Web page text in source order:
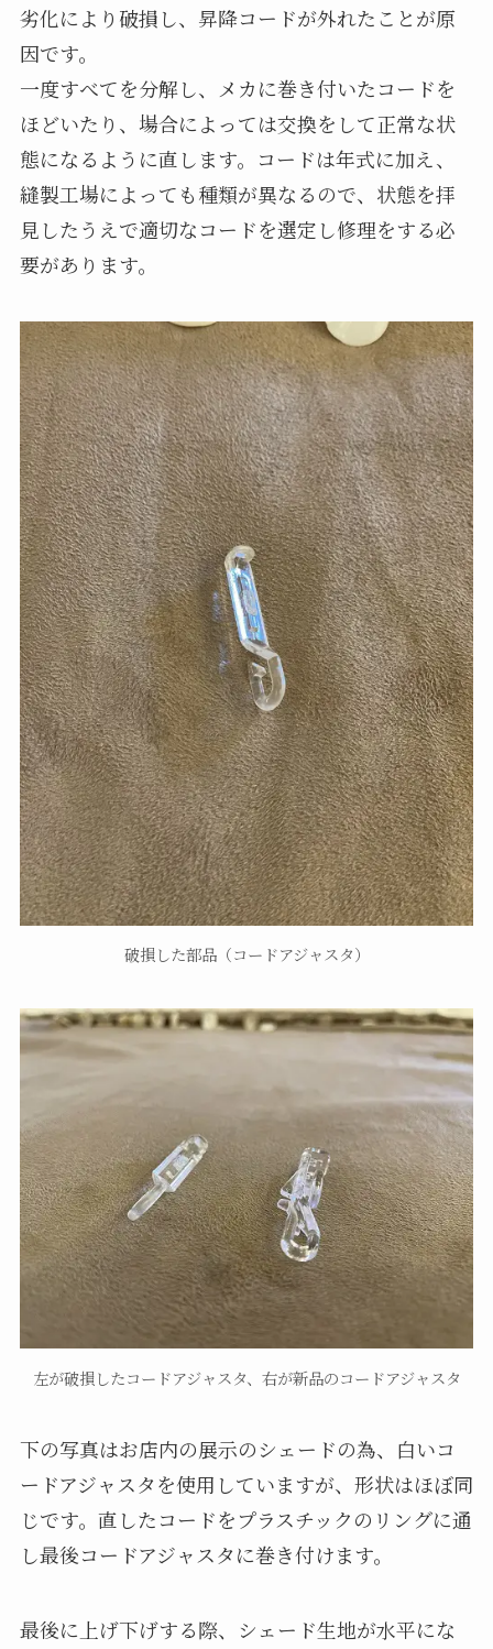
劣化により破損し、昇降コードが外れたことが原
因です。
一度すべてを分解し、メカに巻き付いたコードを
ほどいたり、場合によっては交換をして正常な状
態になるように直します。コードは年式に加え、
縫製工場によっても種類が異なるので、状態を拝
見したうえで適切なコードを選定し修理をする必
要があります。
破損した部品（コードアジャスタ）
左が破損したコードアジャスタ、右が新品のコードアジャスタ
下の写真はお店内の展示のシェードの為、白いコ
ードアジャスタを使用していますが、形状はほぼ同
じです。直したコードをプラスチックのリングに通
し最後コードアジャスタに巻き付けます。
最後に上げ下げする際、シェード生地が水平にな